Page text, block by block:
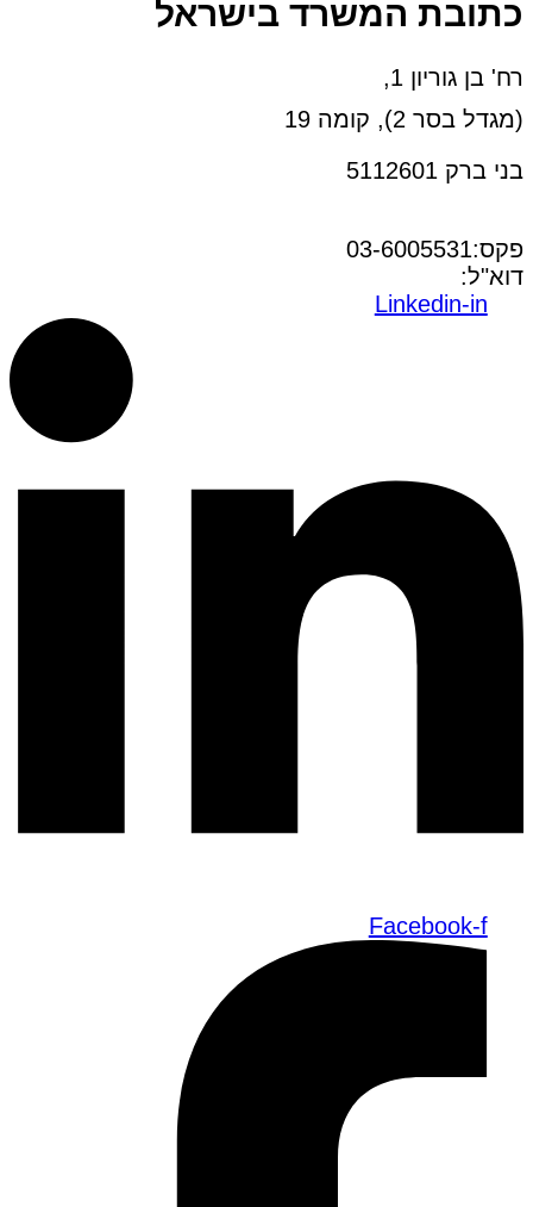
כתובת המשרד בישראל
רח' בן גוריון 1,
(מגדל בסר 2), קומה 19
בני ברק 5112601
פקס:03-6005531
דוא"ל:
Linkedin-in
Facebook-f